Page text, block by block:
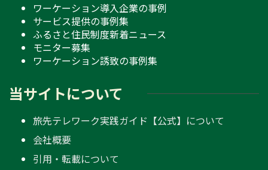
ワーケーション導入企業の事例
サービス提供の事例集
ふるさと住民制度新着ニュース
モニター募集
ワーケーション誘致の事例集
当サイトについて
旅先テレワーク実践ガイド【公式】について
会社概要
引用・転載について